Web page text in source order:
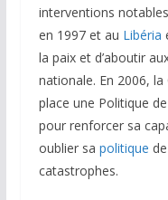
interventions
en 1997 et au Libéria
la paix et d’aboutir
nationale. En 2006,
place une Politique
pour renforcer sa
oublier sa politique
catastrophes.